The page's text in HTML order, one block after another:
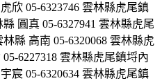
欣 05-6323746 雲林縣虎尾鎮
圓真 05-6327941 雲林縣虎尾
縣 高南 05-6320068 雲林縣虎
6227318 雲林縣虎尾鎮埒內
宸 05-6320634 雲林縣虎尾鎮